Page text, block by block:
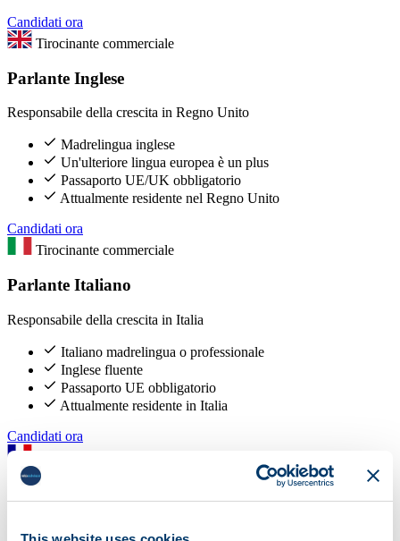
Candidati ora
Tirocinante commerciale
Parlante Inglese
Responsabile della crescita in Regno Unito
Madrelingua inglese
Un'ulteriore lingua europea è un plus
Passaporto UE/UK obbligatorio
Attualmente residente nel Regno Unito
Candidati ora
Tirocinante commerciale
Parlante Italiano
Responsabile della crescita in Italia
Italiano madrelingua o professionale
Inglese fluente
Passaporto UE obbligatorio
Attualmente residente in Italia
Candidati ora
Parlante Francese